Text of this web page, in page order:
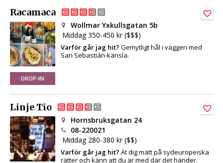
Racamaca
DROP-IN
Wollmar Yxkullsgatan 5b
Middag 350-450 kr ($$$)
Varför går jag hit? Gemytligt hål i väggen med
San Sebastián-känsla.
Linje Tio
Hornsbruksgatan 24
08-220021
Middag 280-380 kr ($$)
Varför går jag hit? Ät dig mätt på sydeuropeiska
rätter och känn att du är med där det händer.